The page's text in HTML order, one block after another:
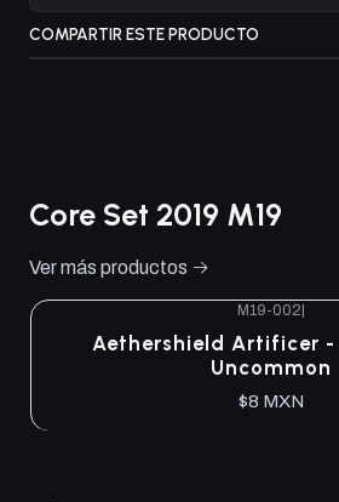
COMPARTIR ESTE PRODUCTO
Core Set 2019 M19
Ver más productos
M19-002
Aethershield Artificer -
Uncommon
$8 MXN